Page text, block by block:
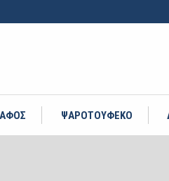
ΨΑΡΟΤΟΥΦΕΚΟ